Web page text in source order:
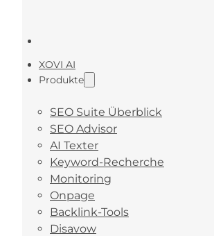
XOVI AI
Produkte
SEO Suite Überblick
SEO Advisor
AI Texter
Keyword-Recherche
Monitoring
Onpage
Backlink-Tools
Disavow